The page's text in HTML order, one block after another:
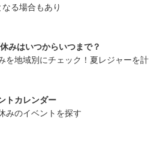
る場合もあり
みはいつからいつまで？
を地域別にチェック！夏レジャーを計
トカレンダー
みのイベントを探す